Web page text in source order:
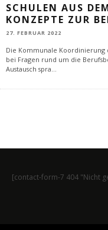
SCHULEN AUS
KONZEPTE ZUR
27. FEBRUAR 2022
Die Kommunale Koordinierung
bei Fragen rund um die
Austausch spra...
[contact-form-7 404 "Nicht